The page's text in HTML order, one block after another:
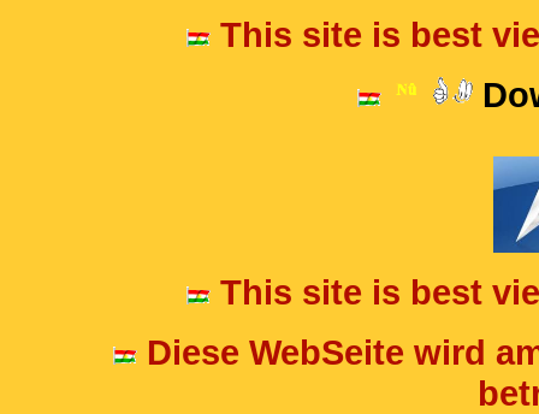
This site is best
This site is best
Diese WebSeite wird